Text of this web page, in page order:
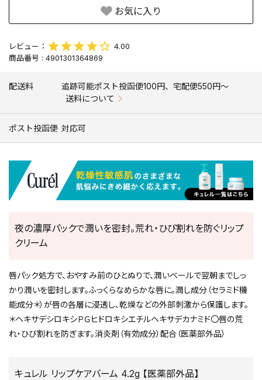
お気に入り
4.00
商品番号
4901301364869
配送料
追跡可能ポスト投函便100円、宅配便550円〜
送料について
ポスト投函便 対応可
夜の濃厚パックで潤いを密封。荒れ・ひび割れを防ぐリップ
クリーム
唇パック処方で、おやすみ前のひとぬりで、潤いベールで翌朝までしっ
かり潤いを密封します。ふっくらなめらかな唇に。潤し成分（セラミド機
能成分＊）が唇の各層に浸透し、乾燥などの外部刺激から保護します。
＊ヘキサデシロキシＰＧヒドロキシエチルヘキサデカナミド〇唇の荒
れ・ひび割れを防ぎます。消炎剤（有効成分）配合（医薬部外品）
キュレル リップケアバーム 4.2g 【医薬部外品】